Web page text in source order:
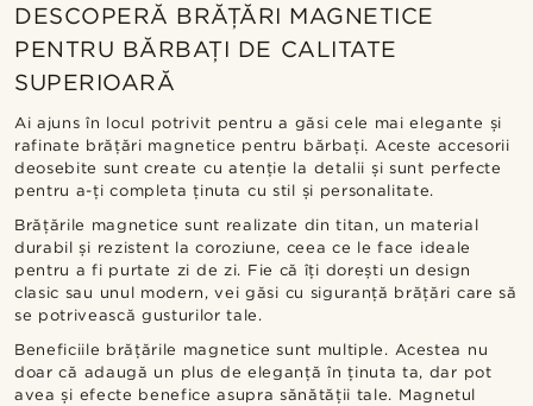
DESCOPERĂ BRĂȚĂRI MAGNETICE
PENTRU BĂRBAȚI DE CALITATE
SUPERIOARĂ
Ai ajuns în locul potrivit pentru a găsi cele mai elegante și
rafinate brățări magnetice pentru bărbați. Aceste accesorii
deosebite sunt create cu atenție la detalii și sunt perfecte
pentru a-ți completa ținuta cu stil și personalitate.
Brățările magnetice sunt realizate din titan, un material
durabil și rezistent la coroziune, ceea ce le face ideale
pentru a fi purtate zi de zi. Fie că îți dorești un design
clasic sau unul modern, vei găsi cu siguranță brățări care să
se potrivească gusturilor tale.
Beneficiile brățările magnetice sunt multiple. Acestea nu
doar că adaugă un plus de eleganță în ținuta ta, dar pot
avea și efecte benefice asupra sănătății tale. Magnetul